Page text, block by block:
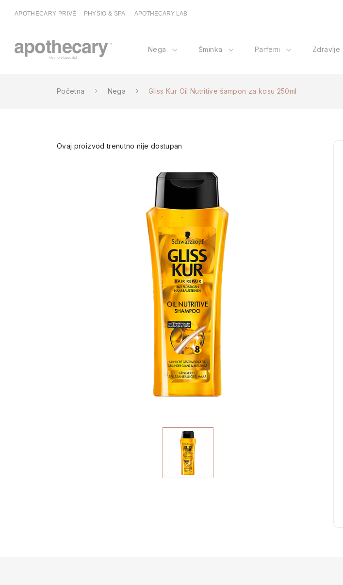
APOTHECARY PRIVÉ PHYSIO & SPA APOTHECARY LAB
Nega Šminka Parfemi Zdravlje
Početna Nega Gliss Kur Oil Nutritive šampon za kosu 250ml
Ovaj proizvod trenutno nije dostupan